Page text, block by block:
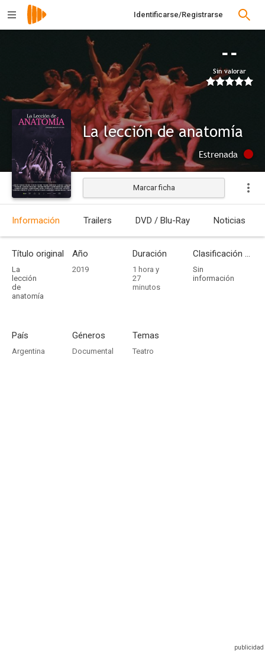
Identificarse/Registrarse
--
Sin valorar
La lección de anatomía
Estrenada
Marcar ficha
Información Trailers DVD / Blu-Ray Noticias
Título original
La
lección
de
anatomía
Año
2019
Duración
1 hora y
27
minutos
Clasificación por edades
Sin
información
País
Argentina
Géneros
Documental
Temas
Teatro